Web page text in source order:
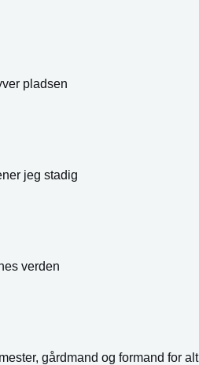
pladsen
jeg stadig
verden
gårdmand og formand for alt